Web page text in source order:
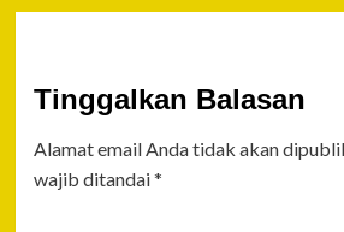
Tinggalkan Balasan
Alamat email Anda tidak akan
wajib ditandai*